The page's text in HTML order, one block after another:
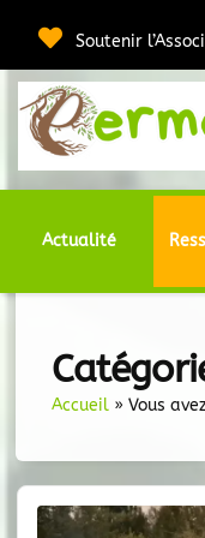
Soutenir
Actualité
Accueil »Vous